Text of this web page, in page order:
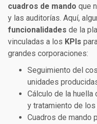
cuadros de mando que
y las auditorías. Aquí,
funcionalidades de la
vinculadas a los KPIs
grandes corporaciones:
Seguimiento del
unidades
Cálculo de la huella
y tratamiento de los
Cuadros de mando